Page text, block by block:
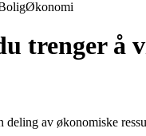
Økonomi
trenger å
av økonomiske